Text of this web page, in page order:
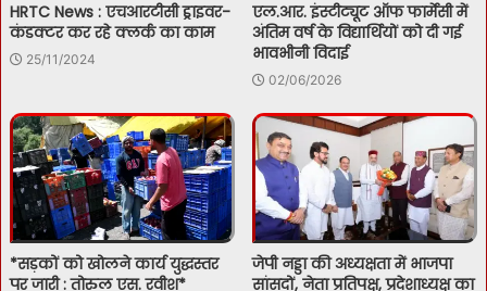
HRTC News : एचआरटीसी ड्राइवर-
कंडक्टर कर रहे क्लर्क का काम
25/11/2024
एल.आर. इंस्टीट्यूट ऑफ फार्मेसी में
अंतिम वर्ष के विद्यार्थियों को दी गई
भावभीनी विदाई
02/06/2026
*सड़कों को खोलने कार्य युद्धस्तर
पर जारी : तोरुल एस. रवीश*
जेपी नड्डा की अध्यक्षता में भाजपा
सांसदों, नेता प्रतिपक्ष, प्रदेशाध्यक्ष का